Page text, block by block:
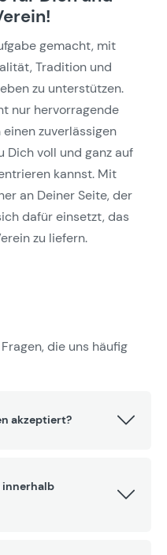
gemacht, mit
Tradition und
zu unterstützen.
nur hervorragende
zuverlässigen
Dich voll und ganz auf
kannst. Mit
an Deiner Seite, der
dafür einsetzt, das
zu liefern.
die uns häufig
akzeptiert?
innerhalb